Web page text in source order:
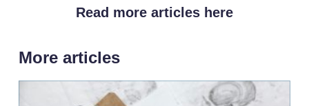
Read more articles here
More articles